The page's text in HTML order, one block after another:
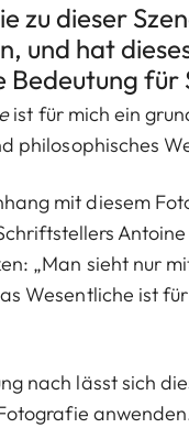
zu dieser
und hat
Bedeutung für
ist für mich ein
philosophisches
mit diesem
„Man sieht nur
Wesentliche ist
nach lässt sich